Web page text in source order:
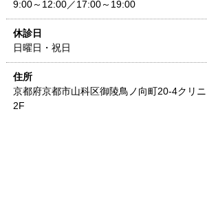
9:00～12:00／17:00～19:00
休診日
日曜日・祝日
住所
京都府京都市山科区御陵鳥ノ向町20-4クリ
2F